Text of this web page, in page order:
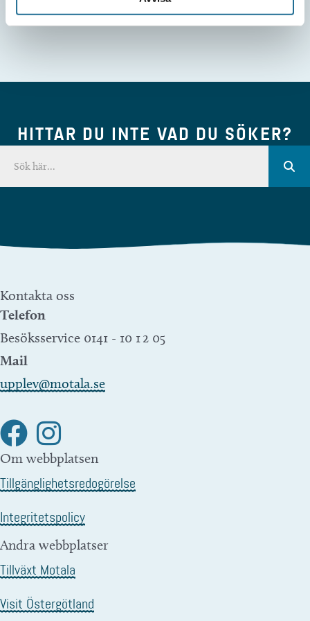
HITTAR DU INTE VAD DU SÖKER?
Kontakta oss
Telefon
Besöksservice 0141 - 10 1 2 05
Mail
upplev@motala.se
Om webbplatsen
Tillgänglighetsredogörelse
Integritetspolicy
Andra webbplatser
Tillväxt Motala
Visit Östergötland